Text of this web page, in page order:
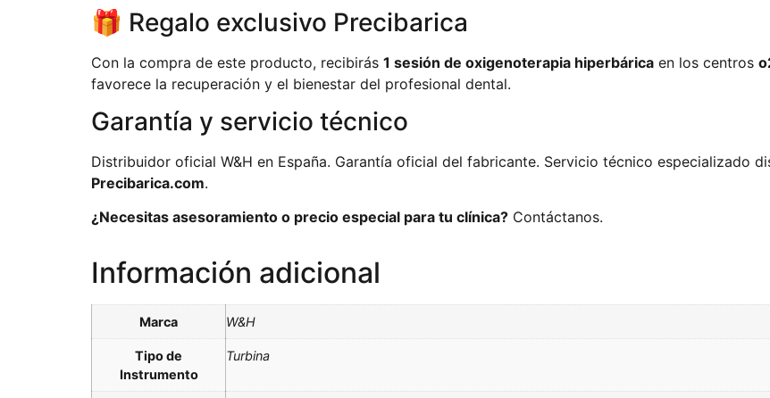
🎁 Regalo exclusivo Precibarica
Con la compra de este producto, recibirás 1 sesión de oxigenoterapia hiperbárica en los centros
favorece la recuperación y el bienestar del profesional dental.
Garantía y servicio técnico
Distribuidor oficial W&H en España. Garantía oficial del fabricante. Servicio técnico especializado
Precibarica.com.
¿Necesitas asesoramiento o precio especial para tu clínica? Contáctanos.
Información adicional
Marca W&H
Tipo de
Instrumento
Turbina